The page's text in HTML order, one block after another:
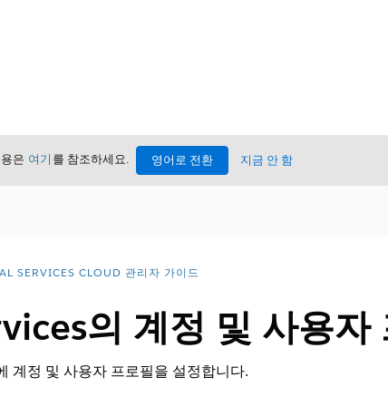
은 여기 를 참조하세요. 영어로 전환 지금 안 함
SERVICES CLOUD 관리자 가이드
의 계정 및 사용자
계정 및 사용자 프로필을 설정합니다.